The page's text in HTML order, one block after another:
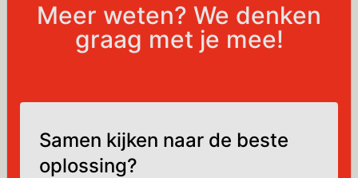
Meer weten? We denken
graag met je mee!
Samen kijken naar de beste
oplossing?